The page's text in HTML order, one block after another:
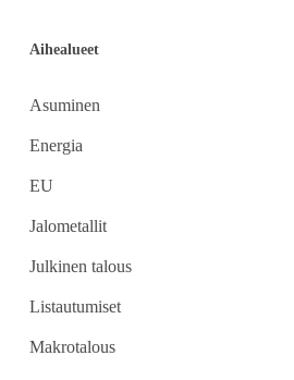
Aihealueet
Asuminen
Energia
EU
Jalometallit
Julkinen talous
Listautumiset
Makrotalous